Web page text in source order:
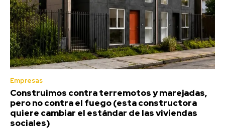
Empresas
Construimos contra terremotos y marejadas,
pero no contra el fuego (esta constructora
quiere cambiar el estándar de las viviendas
sociales)